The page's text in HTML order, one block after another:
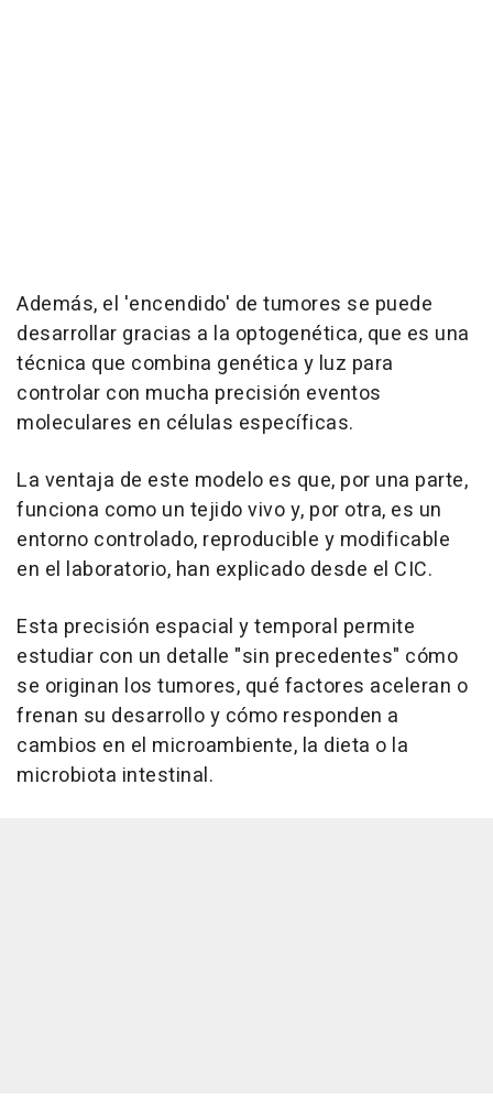
Además, el 'encendido' de tumores se puede
desarrollar gracias a la optogenética, que es una
técnica que combina genética y luz para
controlar con mucha precisión eventos
moleculares en células específicas.
La ventaja de este modelo es que, por una parte,
funciona como un tejido vivo y, por otra, es un
entorno controlado, reproducible y modificable
en el laboratorio, han explicado desde el CIC.
Esta precisión espacial y temporal permite
estudiar con un detalle "sin precedentes" cómo
se originan los tumores, qué factores aceleran o
frenan su desarrollo y cómo responden a
cambios en el microambiente, la dieta o la
microbiota intestinal.